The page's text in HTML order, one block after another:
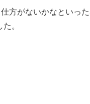
方がないかなといっ
。